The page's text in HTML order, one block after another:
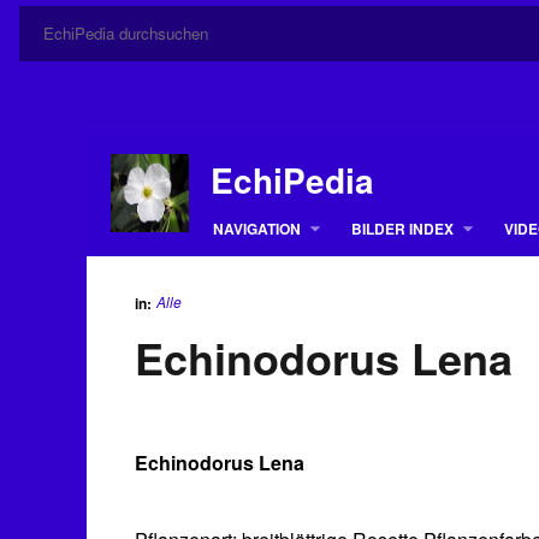
EchiPedia
NAVIGATION
BILDER INDEX
in: Alle
Echinodorus Lena
Echinodorus Lena